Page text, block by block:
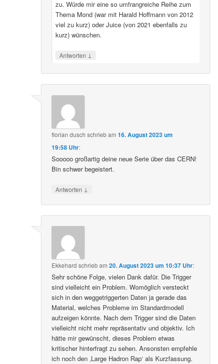
zu. Würde mir eine so umfrangreiche Reihe zum
Thema Mond (war mit Harald Hoffmann von 2012
viel zu kurz) oder Juice (von 2021 ebenfalls zu
kurz) wünschen.
Antworten ↓
florian dusch schriebam16. August 2023 um
19:58 Uhr:
Sooooo großartig deine neue Serie über das CERN!
Bin schwer begeistert.
Antworten ↓
Ekkehard schriebam20. August 2023 um 10:37 Uhr:
Sehr schöne Folge, vielen Dank dafür. Die Trigger
sind vielleicht ein Problem. Womöglich versteckt
sich in den weggetriggerten Daten ja gerade das
Material, welches Probleme im Standardmodell
aufzeigen könnte. Nach dem Trigger sind die Daten
vielleicht nicht mehr repräsentativ und objektiv. Ich
hätte mir gewünscht, dieses Problem etwas
kritischer hinterfragt zu sehen. Ansonsten empfehle
ich noch den ‚Large Hadron Rap‘ als Kurzfassung.